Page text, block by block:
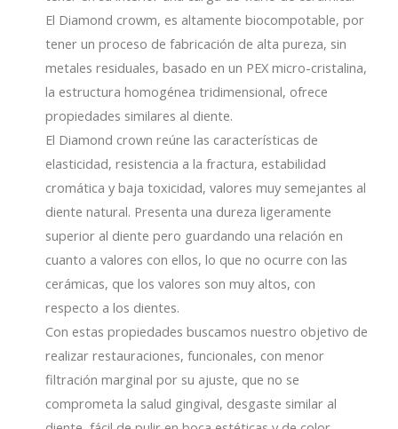
El Diamond crowm, es altamente biocompotable, por
tener un proceso de fabricación de alta pureza, sin
metales residuales, basado en un PEX micro-cristalina,
la estructura homogénea tridimensional, ofrece
propiedades similares al diente.
El Diamond crown reúne las características de
elasticidad, resistencia a la fractura, estabilidad
cromática y baja toxicidad, valores muy semejantes al
diente natural. Presenta una dureza ligeramente
superior al diente pero guardando una relación en
cuanto a valores con ellos, lo que no ocurre con las
cerámicas, que los valores son muy altos, con
respecto a los dientes.
Con estas propiedades buscamos nuestro objetivo de
realizar restauraciones, funcionales, con menor
filtración marginal por su ajuste, que no se
comprometa la salud gingival, desgaste similar al